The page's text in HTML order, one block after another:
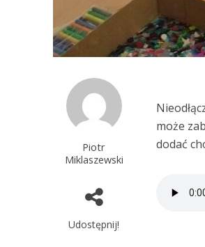
Piotr
Miklaszewski
Udostępnij!
może
dodać